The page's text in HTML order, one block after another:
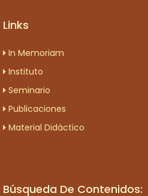
Links
In Memoriam
Instituto
Seminario
Publicaciones
Material Didáctico
Búsqueda De Contenidos: